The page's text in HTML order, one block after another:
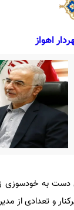
اهواز
به خودسوزی
و تعدادی از